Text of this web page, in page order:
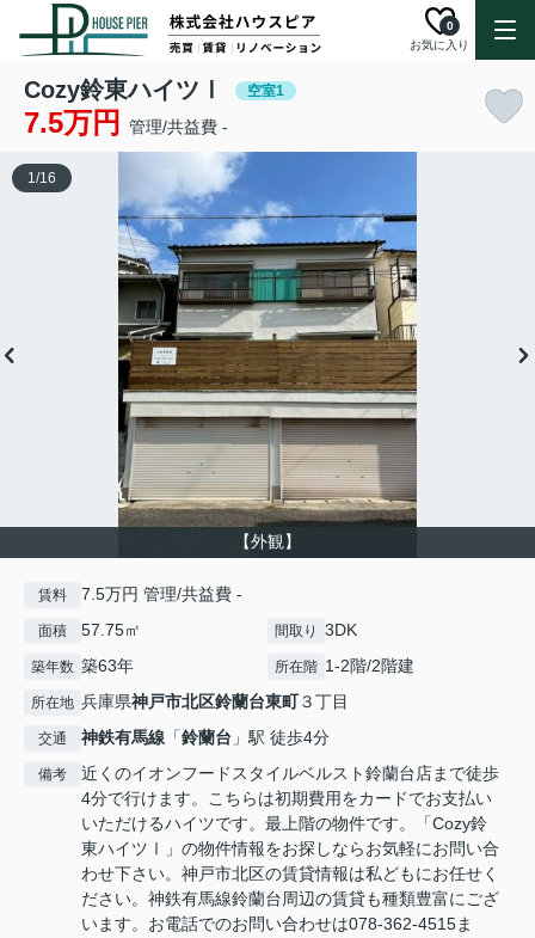
お気に入り
0
Cozy鈴東ハイツⅠ 空室1
7.5万円 管理/共益費 -
【外観】
1/16
賃料 7.5万円 管理/共益費 -
面積 57.75㎡ 間取り 3DK
築年数 築63年 所在階 1-2階/2階建
所在地 兵庫県神戸市北区鈴蘭台東町３丁目
交通 神鉄有馬線 「鈴蘭台 」駅 徒歩4分
備考
近くのイオンフードスタイルベルスト鈴蘭台店まで徒歩
4分で行けます。こちらは初期費用をカードでお支払い
いただけるハイツです。最上階の物件です。「Cozy鈴
東ハイツⅠ」の物件情報をお探しならお気軽にお問い合
わせ下さい。神戸市北区の賃貸情報は私どもにお任せく
ださい。神鉄有馬線鈴蘭台周辺の賃貸も種類豊富にござ
います。お電話でのお問い合わせは078-362-4515ま